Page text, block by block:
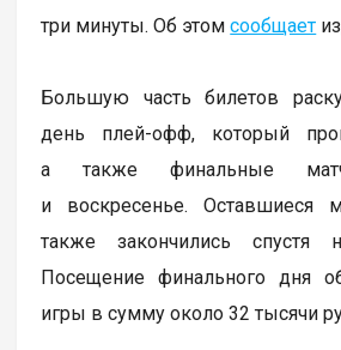
три минуты. Об этомсообщает
Большую часть билетов
день плей-офф, который
а также финальные
и воскресенье. Оставшиеся
также закончились спустя
Посещение финального дня
игры в сумму около 32 тысячи